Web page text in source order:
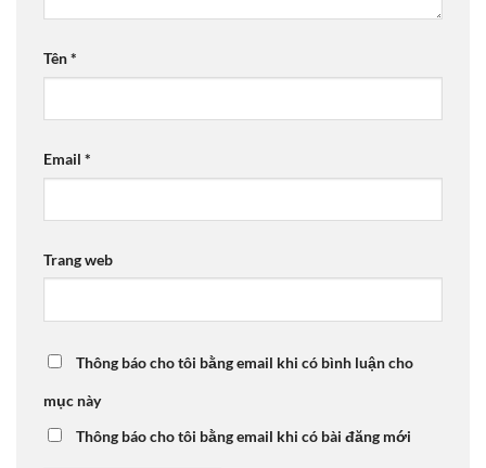
Tên*
Email *
Trang web
Thông báo cho tôi bằng email khi có bình luận cho
mục này
Thông báo cho tôi bằng email khi có bài đăng mới